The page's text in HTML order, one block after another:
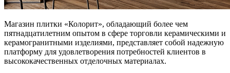
Магазин плитки «Колорит», обладающий более чем
пятнадцатилетним опытом в сфере торговли керамическими и
керамогранитными изделиями, представляет собой надежную
платформу для удовлетворения потребностей клиентов в
высококачественных отделочных материалах.